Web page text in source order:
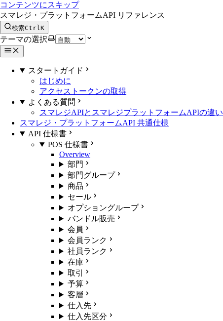
コンテンツにスキップ
スマレジ・プラットフォームAPI リファレンス
検索CtrlK
テーマの選択
スタートガイド
はじめに
アクセストークンの取得
よくある質問
スマレジAPIとスマレジプラットフォームAPIの違い
スマレジ・プラットフォームAPI 共通仕様
API 仕様書
POS 仕様書
Overview
部門
部門グループ
商品
セール
オプショングループ
バンドル販売
会員
会員ランク
社員ランク
在庫
取引
予算
客層
仕入先
仕入先区分